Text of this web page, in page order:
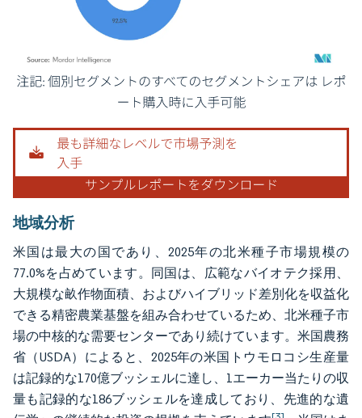
画像 © Mordor Intelligence。再利用にはCC BY 4.0の表示が必要です。
地域分析
米国は最大の国であり、2025年の北米種子市場規模の
77.0%を占めています。同国は、広範なバイオテク採用、
大規模な畝作物面積、およびハイブリッド差別化を収益化
できる精密農業基盤を組み合わせているため、北米種子市
場の中核的な需要センターであり続けています。米国農務
省（USDA）によると、2025年の米国トウモロコシ生産量
は記録的な170億ブッシェルに達し、1エーカー当たりの収
量も記録的な186ブッシェルを達成しており、先進的な遺